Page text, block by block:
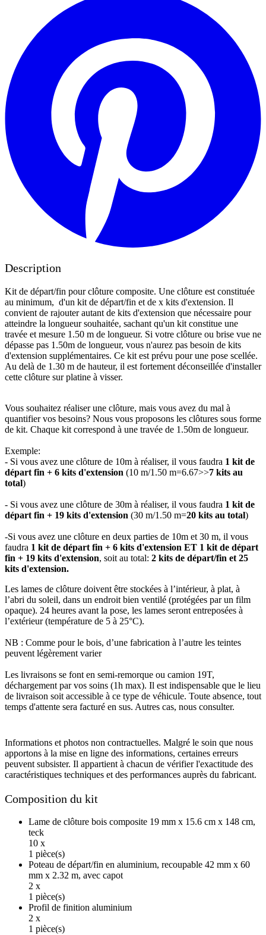
Description
Kit de départ/fin pour clôture composite. Une clôture est constituée
au minimum, d'un kit de départ/fin et de x kits d'extension. Il
convient de rajouter autant de kits d'extension que nécessaire pour
atteindre la longueur souhaitée, sachant qu'un kit constitue une
travée et mesure 1.50 m de longueur. Si votre clôture ou brise vue ne
dépasse pas 1.50m de longueur, vous n'aurez pas besoin de kits
d'extension supplémentaires. Ce kit est prévu pour une pose scellée.
Au delà de 1.30 m de hauteur, il est fortement déconseillée d'installer
cette clôture sur platine à visser.
Vous souhaitez réaliser une clôture, mais vous avez du mal à
quantifier vos besoins? Nous vous proposons les clôtures sous forme
de kit. Chaque kit correspond à une travée de 1.50m de longueur.
Exemple:
- Si vous avez une clôture de 10m à réaliser, il vous faudra 1 kit de
départ fin + 6 kits d'extension (10 m/1.50 m=6.67>>7 kits au
total)
​- Si vous avez une clôture de 30m à réaliser, il vous faudra 1 kit de
départ fin + 19 kits d'extension (30 m/1.50 m=20 kits au total)
-Si vous avez une clôture en deux parties de 10m et 30 m, il vous
faudra 1 kit de départ fin + 6 kits d'extension ET 1 kit de départ
fin + 19 kits d'extension, soit au total: 2 kits de départ/fin et 25
kits d'extension.
Les lames de clôture doivent être stockées à l’intérieur, à plat, à
l’abri du soleil, dans un endroit bien ventilé (protégées par un film
opaque). 24 heures avant la pose, les lames seront entreposées à
l’extérieur (température de 5 à 25°C).
NB : Comme pour le bois, d’une fabrication à l’autre les teintes
peuvent légèrement varier
Les livraisons se font en semi-remorque ou camion 19T,
déchargement par vos soins (1h max). Il est indispensable que le lieu
de livraison soit accessible à ce type de véhicule. Toute absence, tout
temps d'attente sera facturé en sus. Autres cas, nous consulter.
Informations et photos non contractuelles. Malgré le soin que nous
apportons à la mise en ligne des informations, certaines erreurs
peuvent subsister. Il appartient à chacun de vérifier l'exactitude des
caractéristiques techniques et des performances auprès du fabricant.
Composition du kit
Lame de clôture bois composite 19 mm x 15.6 cm x 148 cm,
teck
10 x
1 pièce(s)
Poteau de départ/fin en aluminium, recoupable 42 mm x 60
mm x 2.32 m, avec capot
2 x
1 pièce(s)
Profil de finition aluminium
2 x
1 pièce(s)